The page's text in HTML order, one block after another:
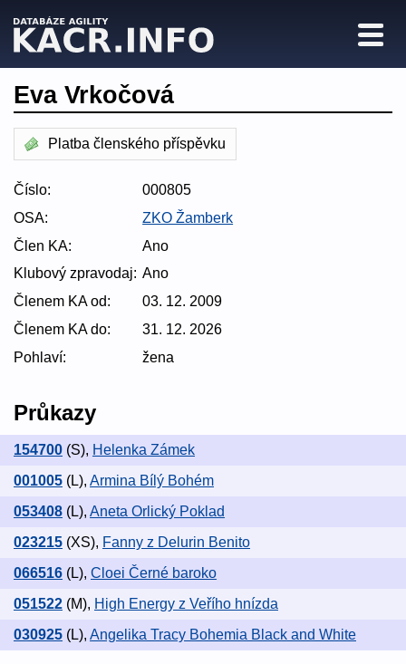
Eva Vrkočová
Platba členského příspěvku
Číslo:
000805
OSA:
ZKO Žamberk
Člen KA:
Ano
Klubový zpravodaj: Ano
Členem KA od:
03. 12. 2009
Členem KA do:
31. 12. 2026
Pohlaví:
žena
Průkazy
154700 (S), Helenka Zámek
001005 (L), Armina Bílý Bohém
053408 (L), Aneta Orlický Poklad
023215 (XS), Fanny z Delurin Benito
066516 (L), Cloei Černé baroko
051522 (M), High Energy z Veřího hnízda
030925 (L), Angelika Tracy Bohemia Black and White